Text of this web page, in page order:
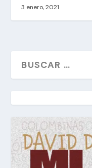
3 enero, 2021